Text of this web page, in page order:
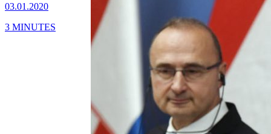
03.01.2020
3 MINUTES